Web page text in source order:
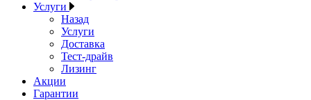
Услуги
Назад
Услуги
Доставка
Тест-драйв
Лизинг
Акции
Гарантии